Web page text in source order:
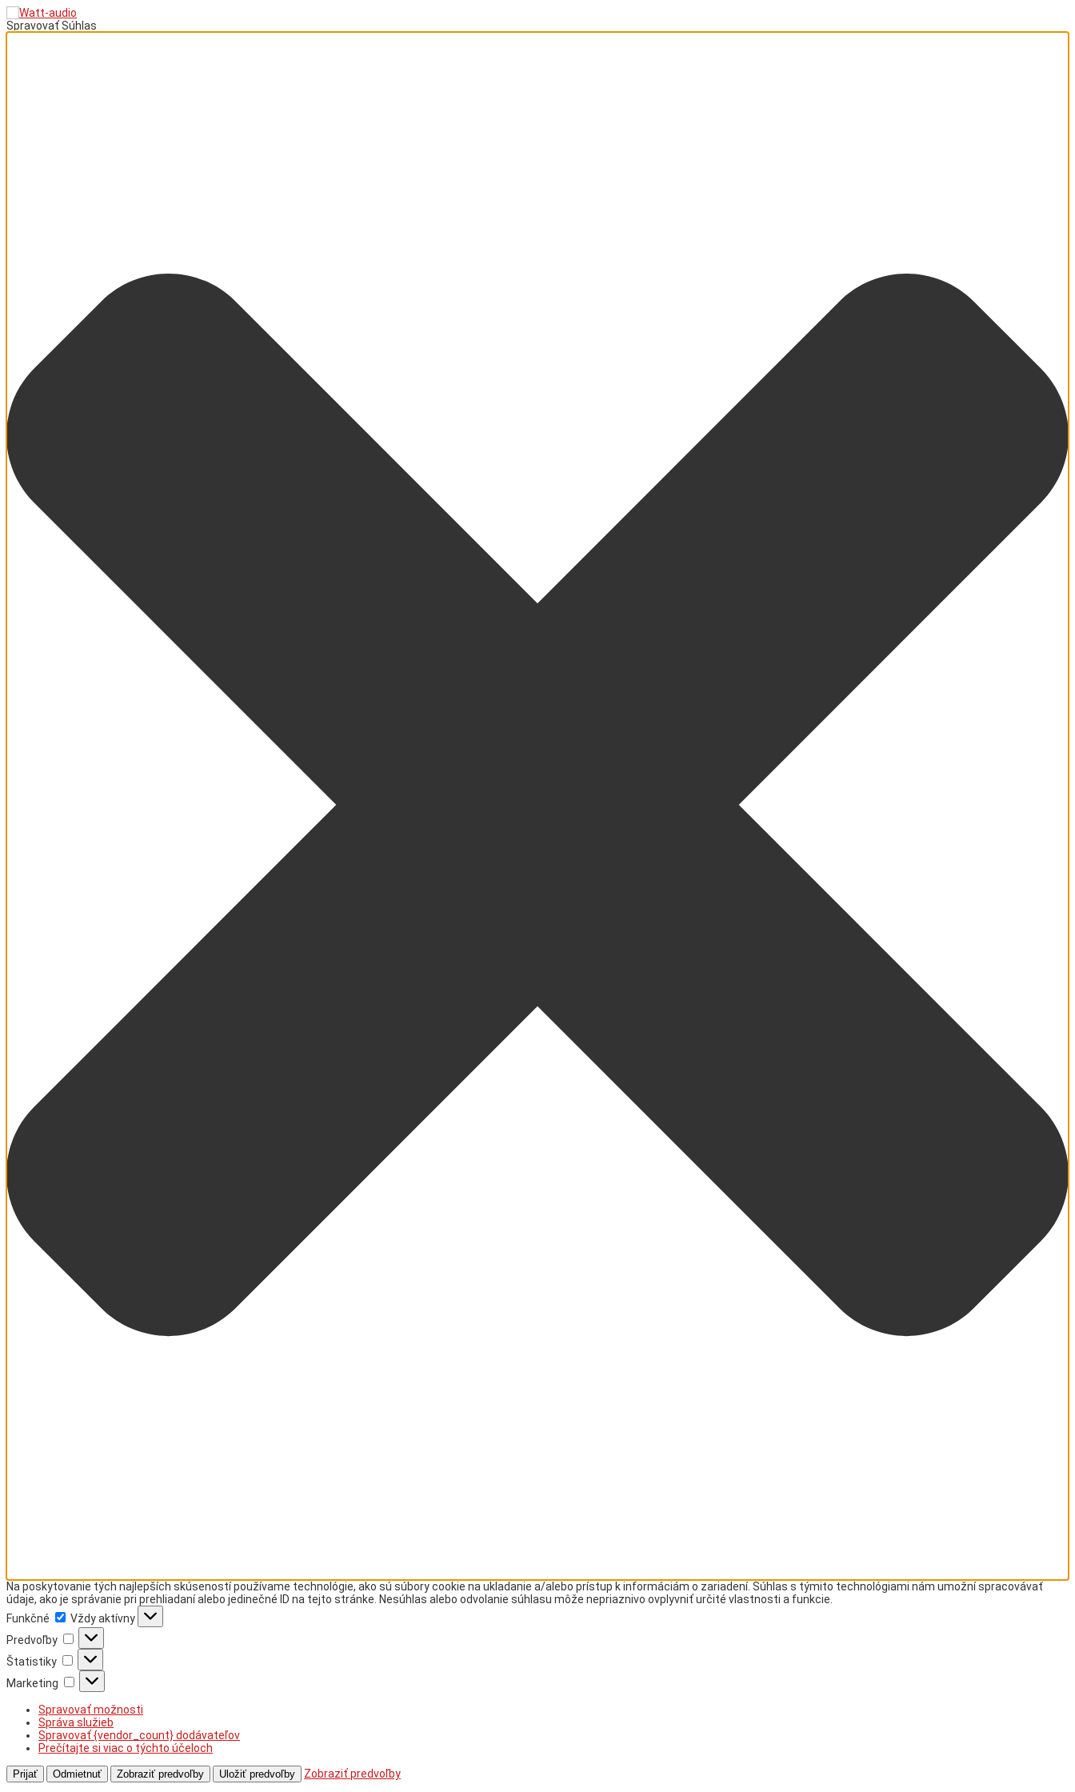
Spravovať Súhlas
Na poskytovanie tých najlepších skúseností používame technológie, ako sú súbory cookie na ukladanie a/alebo prístup k informáciám o zariadení. Súhlas s týmito technológiami nám umožní spracovávať
údaje, ako je správanie pri prehliadaní alebo jedinečné ID na tejto stránke. Nesúhlas alebo odvolanie súhlasu môže nepriaznivo ovplyvniť určité vlastnosti a funkcie.
Funkčné
Funkčné
Vždy aktívny
Predvoľby
Predvoľby
Štatistiky
Štatistiky
Marketing
Marketing
Spravovať možnosti
Správa služieb
Spravovať {vendor_count} dodávateľov
Prečítajte si viac o týchto účeloch
Prijať Odmietnuť Zobraziť predvoľby Uložiť predvoľby Zobraziť predvoľby